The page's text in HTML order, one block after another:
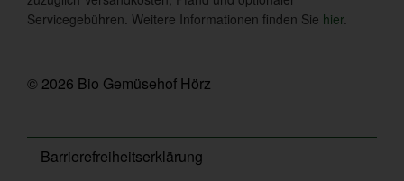
Servicegebühren. Weitere Informationen finden Sie hier.
© 2026 Bio Gemüsehof Hörz
Barrierefreiheitserklärung